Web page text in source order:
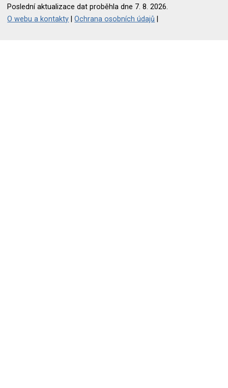
Poslední aktualizace dat proběhla dne 7. 8. 2026.
O webu a kontakty |Ochrana osobních údajů